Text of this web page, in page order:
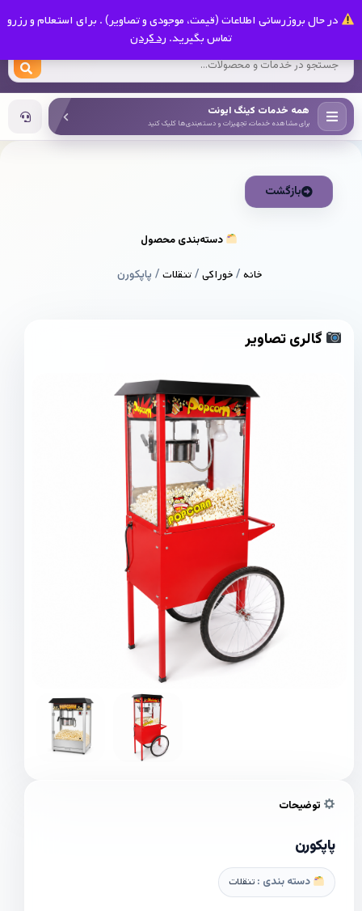
در حال بروزرسانی اطلاعات (قیمت، موجودی و تصاویر) . برای استعلام و رزرو
تماس بگیرید. رد کردن
کینگ ایونت
همه خدمات کینگ ایونت
برای مشاهده خدمات، تجهیزات و دسته‌بندی‌ها کلیک کنید
بازگشت
دسته‌بندی محصول
خانه/خوراکی/تنقلات/ پاپکورن
گالری تصاویر
توضیحات
پاپکورن
دسته بندی : تنقلات